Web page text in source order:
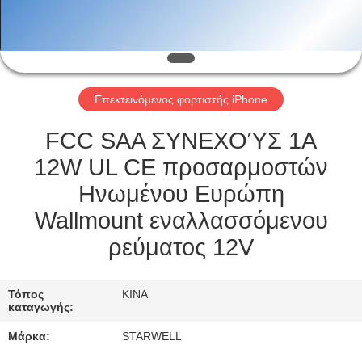
ΜΑΣ
ΕΛΆΤΕ
ΕΠΑΦΉ
ΖΗΤΉΣΤΕ
ΑΠΌΣΠΑΣΜΑ
SITEMAP
Επεκτεινόμενος φορτιστής iPhone
FCC SAA ΣΥΝΕΧΟΎΣ 1A
12W UL CE προσαρμοστών
Ηνωμένου Ευρώπη
Wallmount εναλλασσόμενου
ρεύματος 12V
Τόπος
καταγωγής:
ΚΙΝΑ
Μάρκα: STARWELL